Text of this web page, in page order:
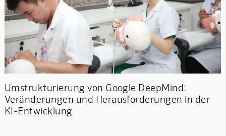
Umstrukturierung von Google DeepMind:
Veränderungen und Herausforderungen in der
KI-Entwicklung